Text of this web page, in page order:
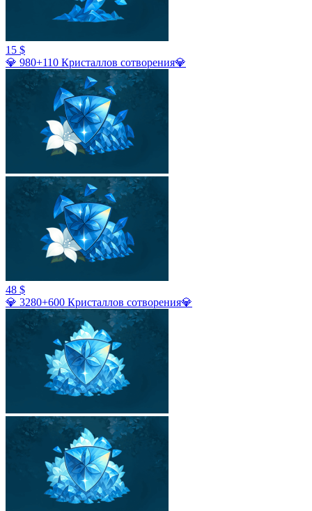
15 $
💎 980+110 Кристаллов сотворения💎
48 $
💎 3280+600 Кристаллов сотворения💎